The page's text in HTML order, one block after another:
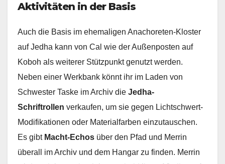
Aktivitäten in der Basis
Auch die Basis im ehemaligen Anachoreten-Kloster
auf Jedha kann von Cal wie der Außenposten auf
Koboh als weiterer Stützpunkt genutzt werden.
Neben einer Werkbank könnt ihr im Laden von
Schwester Taske im Archiv die Jedha-
Schriftrollen verkaufen, um sie gegen Lichtschwert-
Modifikationen oder Materialfarben einzutauschen.
Es gibt Macht-Echos über den Pfad und Merrin
überall im Archiv und dem Hangar zu finden. Merrin